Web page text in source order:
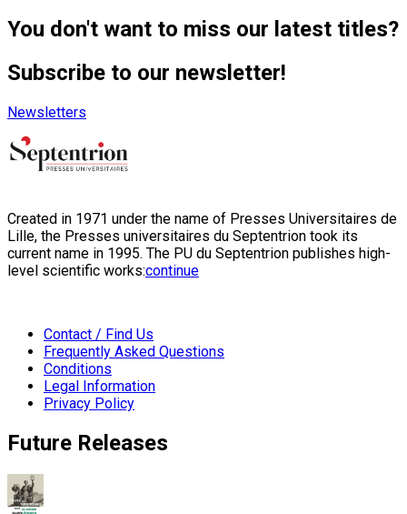
You don't want to miss our latest titles?
Subscribe to our newsletter!
Newsletters
Created in 1971 under the name of Presses Universitaires de
Lille, the Presses universitaires du Septentrion took its
current name in 1995. The PU du Septentrion publishes high-
level scientific works:continue
Contact / Find Us
Frequently Asked Questions
Conditions
Legal Information
Privacy Policy
Future Releases